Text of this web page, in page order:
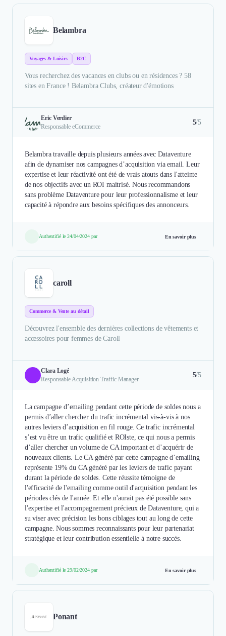
Belambra
Voyages & Loisirs B2C
Vous recherchez des vacances en clubs ou en résidences ? 58
sites en France ! Belambra Clubs, créateur d'émotions
Eric Verdier
Responsable eCommerce
5/5
Belambra travaille depuis plusieurs années avec Dataventure
afin de dynamiser nos campagnes d’acquisition via email. Leur
expertise et leur réactivité ont été de vrais atouts dans l'atteinte
de nos objectifs avec un ROI maitrisé. Nous recommandons
sans problème Dataventure pour leur professionnalisme et leur
capacité à répondre aux besoins spécifiques des annonceurs.
Authentifié le 24/04/2024 par En savoir plus
caroll
Commerce & Vente au détail
Découvrez l'ensemble des dernières collections de vêtements et
accessoires pour femmes de Caroll
Clara Logé
Responsable Acquisition Traffic Manager
5/5
La campagne d’emailing pendant cette période de soldes nous a
permis d’aller chercher du trafic incrémental vis-à-vis à nos
autres leviers d’acquisition en fil rouge. Ce trafic incrémental
s’est vu être un trafic qualifié et ROIste, ce qui nous a permis
d’aller chercher un volume de CA important et d’acquérir de
nouveaux clients. Le CA généré par cette campagne d’emailing
représente 19% du CA généré par les leviers de trafic payant
durant la période de soldes. Cette réussite témoigne de
l'efficacité de l'emailing comme outil d'acquisition pendant les
périodes clés de l'année. Et elle n'aurait pas été possible sans
l'expertise et l'accompagnement précieux de Dataventure, qui a
su viser avec précision les bons ciblages tout au long de cette
campagne. Nous sommes reconnaissants pour leur partenariat
stratégique et leur contribution essentielle à notre succès.
Authentifié le 29/02/2024 par En savoir plus
Ponant